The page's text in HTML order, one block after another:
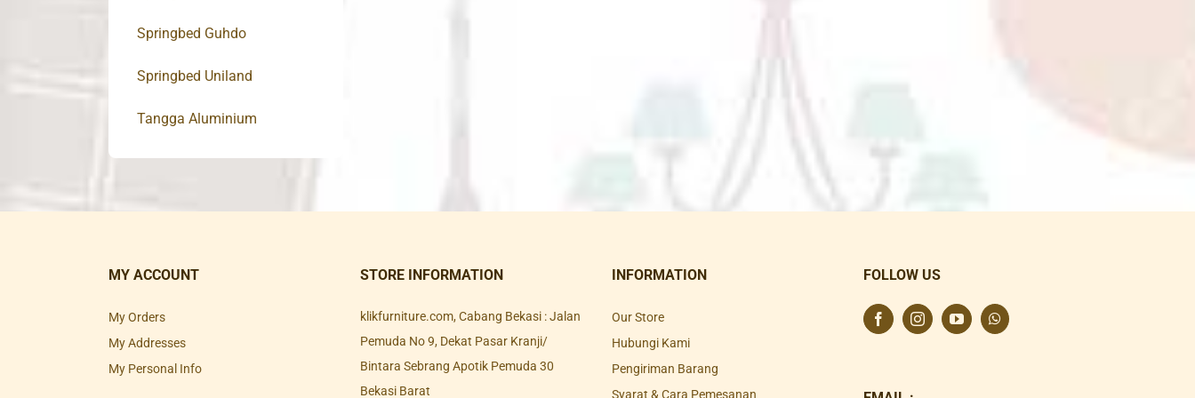
Springbed Guhdo
Springbed Uniland
Tangga Aluminium
MY ACCOUNT
My Orders
My Addresses
My Personal Info
STORE INFORMATION
klikfurniture.com, Cabang Bekasi : Jalan
Pemuda No 9, Dekat Pasar Kranji/
Bintara Sebrang Apotik Pemuda 30
Bekasi Barat
INFORMATION
Our Store
Hubungi Kami
Pengiriman Barang
Syarat & Cara Pemesanan
FOLLOW US